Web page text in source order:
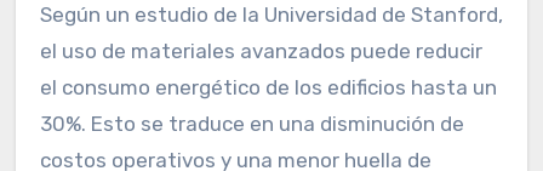
Según un estudio de la Universidad de Stanford,
el uso de materiales avanzados puede reducir
el consumo energético de los edificios hasta un
30%. Esto se traduce en una disminución de
costos operativos y una menor huella de